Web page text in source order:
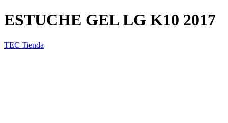
ESTUCHE GEL LG K10 2017
TEC Tienda